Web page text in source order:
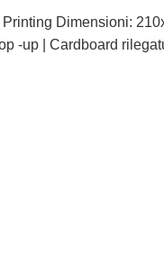
Dimensioni:
-up | Cardboard